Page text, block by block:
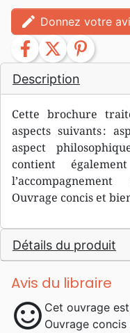
Description
Cette brochure
aspects suivants :
aspect
contient
Ouvrage concis et
Détails du produit
Avis du libraire
sentiment_satisfied Cet ouvrage
Ouvrage
edit Donnez votre
facebook twitter pinterest